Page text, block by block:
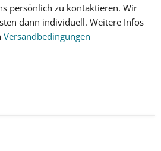
persönlich zu kontaktieren. Wir
dann individuell. Weitere Infos
Versandbedingungen